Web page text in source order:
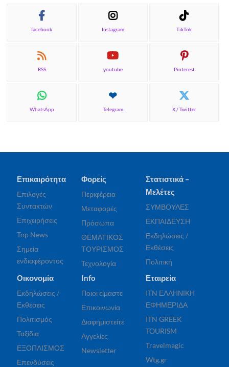
facebook Instagram TikTok
RSS youtube Pinterest
WhatsApp Telegram X / Twitter
Επικαιρότητα
Επιλογές
Συντακτών
Επιχειρήσεις
Top News
Σημεία
ενδιαφέροντος
Φορείς
Περιφέρεια
Μεταφορές
Πρόσωπα
ΘΕΜΑΤΙΚΟΣ
ΤΟΥΡΙΣΜΟΣ
Τεχνολογία
Στατιστικά –
Μελέτες
ΣΥΜΒΟΥΛΕΣ
ΕΚΠΑΙΔΕΥΣΗ
Εκδηλώσεις /
Εκθέσεις
Πολιτική
Οικονομία
Εκδηλώσεις /
Εκθέσεις
Πολιτισμός
Ταξίδια
ΕΞΟΠΛΙΣΜΟΣ
Επενδύσεις
Info
Ποιοι είμαστε
Επικοινωνία
Διαφημιστείτε
Αγγελίες
Newsletter
Εταιρεία
ITN ΕΛΛΗΝΙΚΗ
ΕΦΗΜΕΡΙΔΑ
ITN GREEK
TOURISM
Travelmagic
Wtg.gr